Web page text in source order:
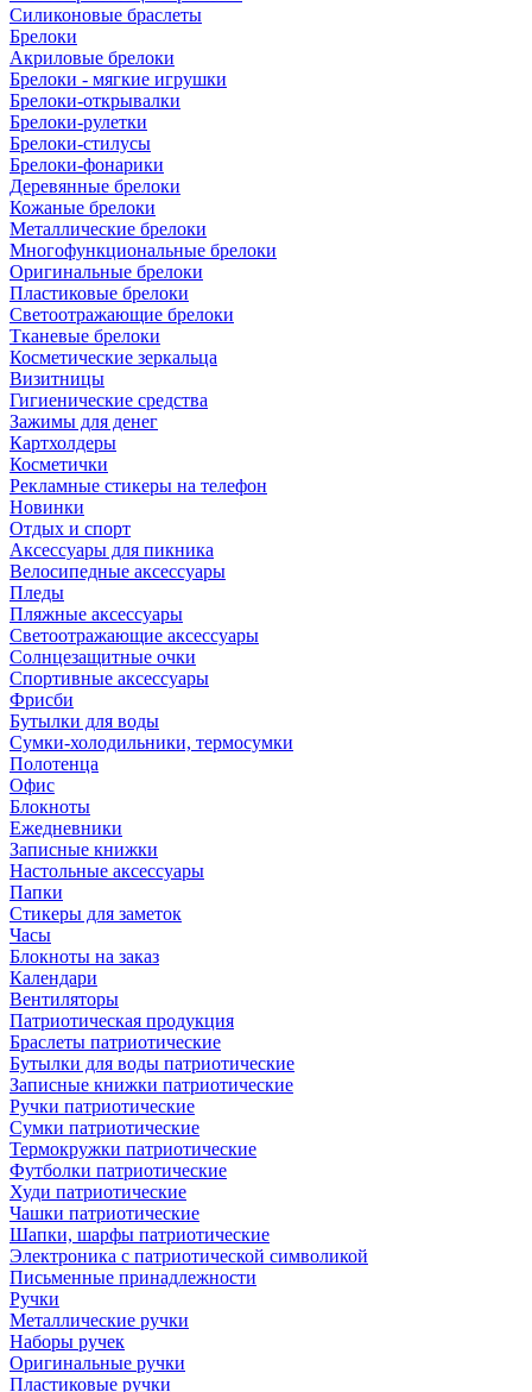
Силиконовые браслеты
Брелоки
Акриловые брелоки
Брелоки - мягкие игрушки
Брелоки-открывалки
Брелоки-рулетки
Брелоки-стилусы
Брелоки-фонарики
Деревянные брелоки
Кожаные брелоки
Металлические брелоки
Многофункциональные брелоки
Оригинальные брелоки
Пластиковые брелоки
Светоотражающие брелоки
Тканевые брелоки
Косметические зеркальца
Визитницы
Гигиенические средства
Зажимы для денег
Картхолдеры
Косметички
Рекламные стикеры на телефон
Новинки
Отдых и спорт
Аксессуары для пикника
Велосипедные аксессуары
Пледы
Пляжные аксессуары
Светоотражающие аксессуары
Солнцезащитные очки
Спортивные аксессуары
Фрисби
Бутылки для воды
Сумки-холодильники, термосумки
Полотенца
Офис
Блокноты
Ежедневники
Записные книжки
Настольные аксессуары
Папки
Стикеры для заметок
Часы
Блокноты на заказ
Календари
Вентиляторы
Патриотическая продукция
Браслеты патриотические
Бутылки для воды патриотические
Записные книжки патриотические
Ручки патриотические
Сумки патриотические
Термокружки патриотические
Футболки патриотические
Худи патриотические
Чашки патриотические
Шапки, шарфы патриотические
Электроника с патриотической символикой
Письменные принадлежности
Ручки
Металлические ручки
Наборы ручек
Оригинальные ручки
Пластиковые ручки